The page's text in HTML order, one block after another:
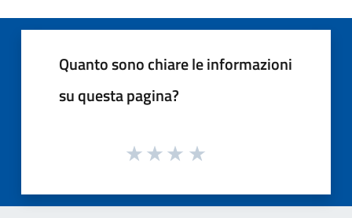
Quanto sono chiare le informazioni
su questa pagina?